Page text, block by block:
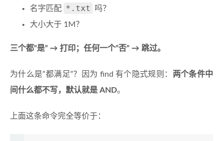
名字匹配 *.txt
吗？
大小大于 1M？
三个都”是” → 打印；任何一个”否” → 跳过。
为什么是”都满足”？因为 find 有个隐式规则： 两个条件中
间什么都不写，默认就是 AND。
上面这条命令完全等价于：